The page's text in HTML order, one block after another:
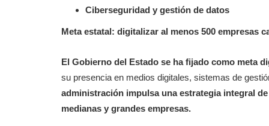
Ciberseguridad y gestión de datos
Meta estatal: digitalizar al menos 500 empresas
El Gobierno del Estado se ha fijado como meta
su presencia en medios digitales, sistemas de
administración impulsa una estrategia integral
medianas y grandes empresas.